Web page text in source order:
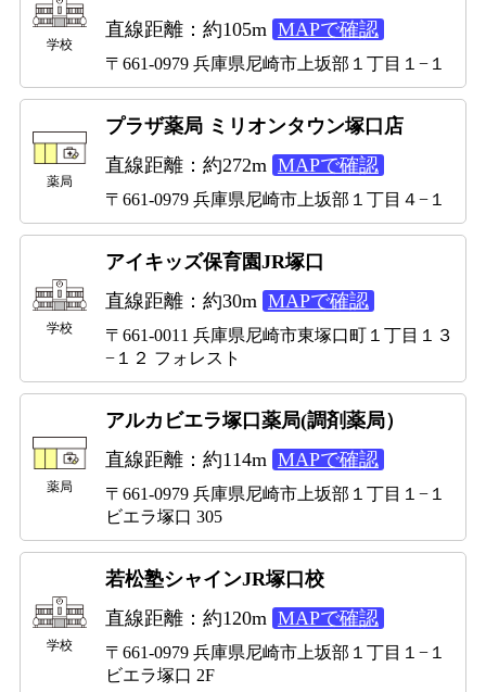
学校
直線距離：約105m MAPで確認
〒661-0979 兵庫県尼崎市上坂部１丁目１−１
薬局
プラザ薬局 ミリオンタウン塚口店
直線距離：約272m MAPで確認
〒661-0979 兵庫県尼崎市上坂部１丁目４−１
学校
アイキッズ保育園JR塚口
直線距離：約30m MAPで確認
〒661-0011 兵庫県尼崎市東塚口町１丁目１３
−１２ フォレスト
薬局
アルカビエラ塚口薬局(調剤薬局）
直線距離：約114m MAPで確認
〒661-0979 兵庫県尼崎市上坂部１丁目１−１
ビエラ塚口 305
学校
若松塾シャインJR塚口校
直線距離：約120m MAPで確認
〒661-0979 兵庫県尼崎市上坂部１丁目１−１
ビエラ塚口 2F